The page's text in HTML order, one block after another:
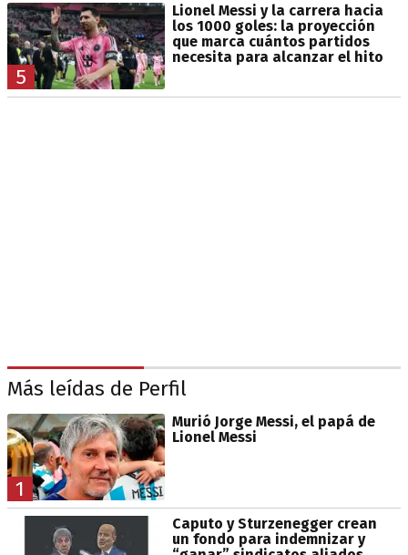
5
Lionel Messi y la carrera hacia
los 1000 goles: la proyección
que marca cuántos partidos
necesita para alcanzar el hito
Más leídas de Perfil
1
Murió Jorge Messi, el papá de
Lionel Messi
Caputo y Sturzenegger crean
un fondo para indemnizar y